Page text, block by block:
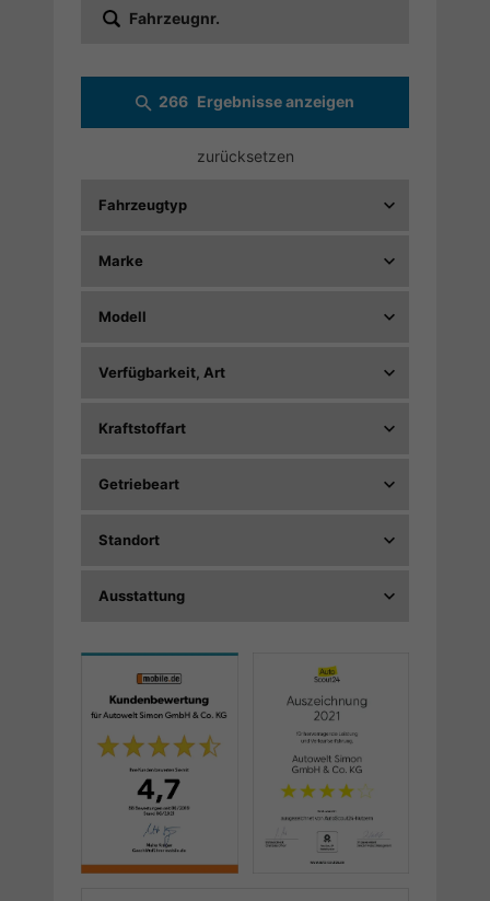
Fahrzeugtyp
Marke
Modell
Verfügbarkeit, Art
Kraftstoffart
Getriebeart
Standort
Ausstattung
266 Ergebnisse anzeigen
zurücksetzen